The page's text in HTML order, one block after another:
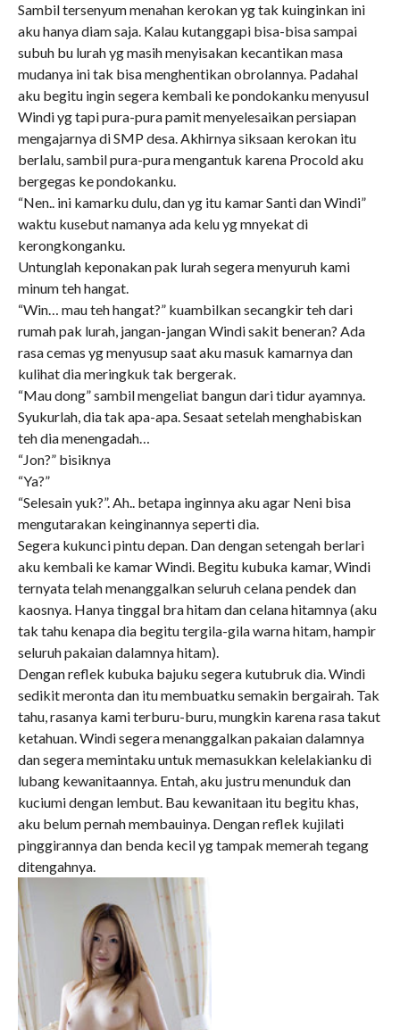
Sambil tersenyum menahan kerokan yg tak kuinginkan ini
aku hanya diam saja. Kalau kutanggapi bisa-bisa sampai
subuh bu lurah yg masih menyisakan kecantikan masa
mudanya ini tak bisa menghentikan obrolannya. Padahal
aku begitu ingin segera kembali ke pondokanku menyusul
Windi yg tapi pura-pura pamit menyelesaikan persiapan
mengajarnya di SMP desa. Akhirnya siksaan kerokan itu
berlalu, sambil pura-pura mengantuk karena Procold aku
bergegas ke pondokanku.
“Nen.. ini kamarku dulu, dan yg itu kamar Santi dan Windi”
waktu kusebut namanya ada kelu yg mnyekat di
kerongkonganku.
Untunglah keponakan pak lurah segera menyuruh kami
minum teh hangat.
“Win… mau teh hangat?” kuambilkan secangkir teh dari
rumah pak lurah, jangan-jangan Windi sakit beneran? Ada
rasa cemas yg menyusup saat aku masuk kamarnya dan
kulihat dia meringkuk tak bergerak.
“Mau dong” sambil mengeliat bangun dari tidur ayamnya.
Syukurlah, dia tak apa-apa. Sesaat setelah menghabiskan
teh dia menengadah…
“Jon?” bisiknya
“Ya?”
“Selesain yuk?”. Ah.. betapa inginnya aku agar Neni bisa
mengutarakan keinginannya seperti dia.
Segera kukunci pintu depan. Dan dengan setengah berlari
aku kembali ke kamar Windi. Begitu kubuka kamar, Windi
ternyata telah menanggalkan seluruh celana pendek dan
kaosnya. Hanya tinggal bra hitam dan celana hitamnya (aku
tak tahu kenapa dia begitu tergila-gila warna hitam, hampir
seluruh pakaian dalamnya hitam).
Dengan reflek kubuka bajuku segera kutubruk dia. Windi
sedikit meronta dan itu membuatku semakin bergairah. Tak
tahu, rasanya kami terburu-buru, mungkin karena rasa takut
ketahuan. Windi segera menanggalkan pakaian dalamnya
dan segera memintaku untuk memasukkan kelelakianku di
lubang kewanitaannya. Entah, aku justru menunduk dan
kuciumi dengan lembut. Bau kewanitaan itu begitu khas,
aku belum pernah membauinya. Dengan reflek kujilati
pinggirannya dan benda kecil yg tampak memerah tegang
ditengahnya.